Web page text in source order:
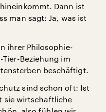
Dann ist
man sagt: Ja, was ist
ihrer Philosophie-
Beziehung im
beschäftigt.
sind schon oft: Ist
sie wirtschaftliche